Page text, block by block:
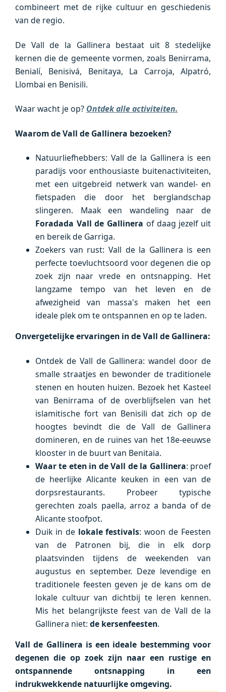
combineert met de rijke cultuur en geschiedenis
van de regio.
De Vall de la Gallinera bestaat uit 8 stedelijke
kernen die de gemeente vormen, zoals Benirrama,
Benialí, Benisivá, Benitaya, La Carroja, Alpatró,
Llombai en Benisili.
Waar wacht je op? Ontdek alle activiteiten.
Waarom de Vall de Gallinera bezoeken?
Natuurliefhebbers: Vall de la Gallinera is een
paradijs voor enthousiaste buitenactiviteiten,
met een uitgebreid netwerk van wandel- en
fietspaden die door het berglandschap
slingeren. Maak een wandeling naar de
Foradada Vall de Gallinera of daag jezelf uit
en bereik de Garriga.
Zoekers van rust: Vall de la Gallinera is een
perfecte toevluchtsoord voor degenen die op
zoek zijn naar vrede en ontsnapping. Het
langzame tempo van het leven en de
afwezigheid van massa's maken het een
ideale plek om te ontspannen en op te laden.
Onvergetelijke ervaringen in de Vall de Gallinera:
Ontdek de Vall de Gallinera: wandel door de
smalle straatjes en bewonder de traditionele
stenen en houten huizen. Bezoek het Kasteel
van Benirrama of de overblijfselen van het
islamitische fort van Benisili dat zich op de
hoogtes bevindt die de Vall de Gallinera
domineren, en de ruïnes van het 18e-eeuwse
klooster in de buurt van Benitaia.
Waar te eten in de Vall de la Gallinera: proef
de heerlijke Alicante keuken in een van de
dorpsrestaurants. Probeer typische
gerechten zoals paella, arroz a banda of de
Alicante stoofpot.
Duik in de lokale festivals: woon de Feesten
van de Patronen bij, die in elk dorp
plaatsvinden tijdens de weekenden van
augustus en september. Deze levendige en
traditionele feesten geven je de kans om de
lokale cultuur van dichtbij te leren kennen.
Mis het belangrijkste feest van de Vall de la
Gallinera niet: de kersenfeesten.
Vall de Gallinera is een ideale bestemming voor
degenen die op zoek zijn naar een rustige en
ontspannende ontsnapping in een
indrukwekkende natuurlijke omgeving.